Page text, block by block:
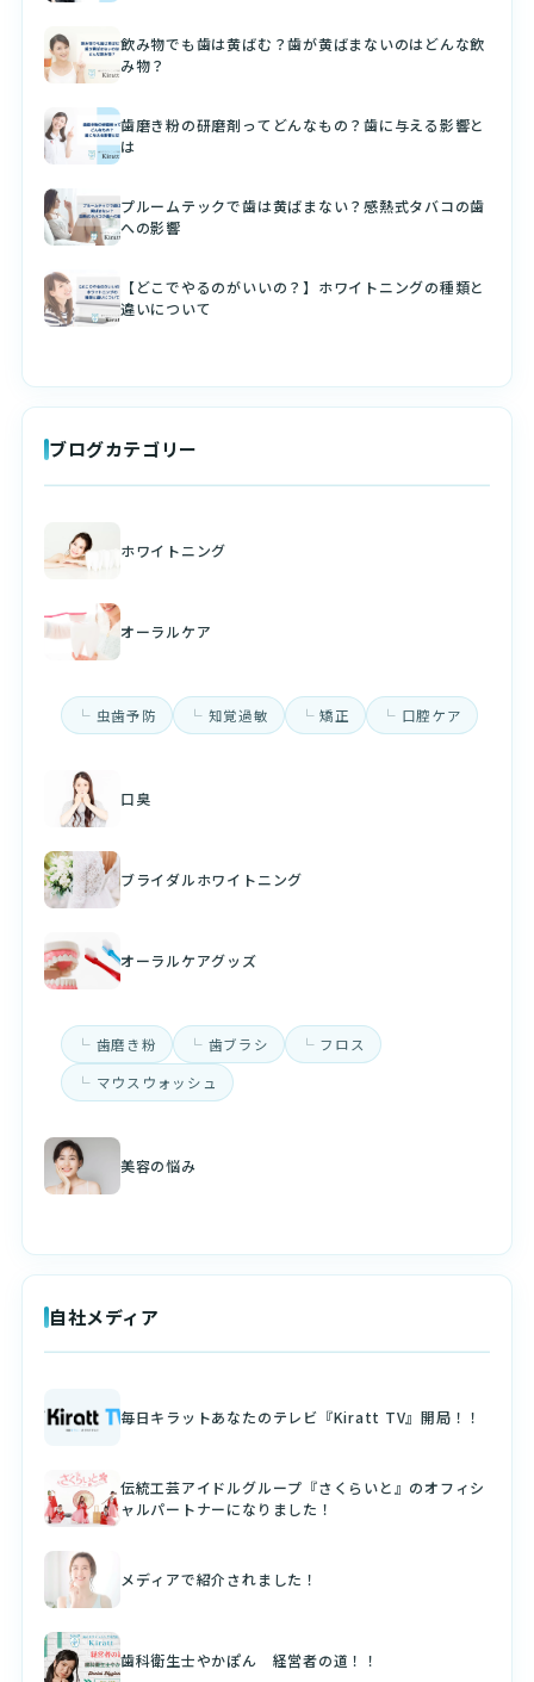
飲み物でも歯は黄ばむ？歯が黄ばまないのはどんな飲
み物？
歯磨き粉の研磨剤ってどんなもの？歯に与える影響と
は
プルームテックで歯は黄ばまない？感熱式タバコの歯
への影響
【どこでやるのがいいの？】ホワイトニングの種類と
違いについて
ブログカテゴリー
ホワイトニング
オーラルケア
虫歯予防 知覚過敏 矯正 口腔ケア
口臭
ブライダルホワイトニング
オーラルケアグッズ
歯磨き粉 歯ブラシ
フロス
マウスウォッシュ
美容の悩み
自社メディア
毎日キラットあなたのテレビ『Kiratt TV』開局！！
伝統工芸アイドルグループ『さくらいと』のオフィシ
ャルパートナーになりました！
メディアで紹介されました！
歯科衛生士やかぽん 経営者の道！！